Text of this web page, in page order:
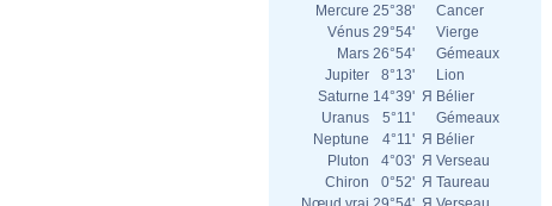
Mercure 25°38'
Cancer
Vénus 29°54'
Vierge
Mars 26°54'
Gémeaux
Jupiter
8°13'
Lion
Saturne 14°39' Я Bélier
Uranus
5°11'
Gémeaux
Neptune
4°11' Я Bélier
Pluton
4°03' Я Verseau
Chiron
0°52' Я Taureau